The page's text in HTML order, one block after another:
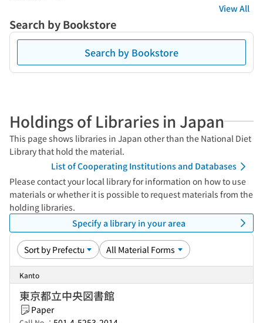
View All
Search by Bookstore
Search by Bookstore
Holdings of Libraries in Japan
This page shows libraries in Japan other than the National Diet
Library that hold the material.
List of Cooperating Institutions and Databases
Please contact your local library for information on how to use
materials or whether it is possible to request materials from the
holding libraries.
Specify a library in your area
Kanto
東京都立中央図書館
Paper